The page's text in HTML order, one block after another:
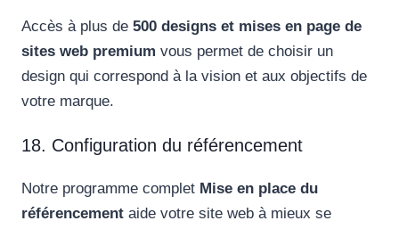
Accès à plus de 500 designs et mises en page de
sites web premium vous permet de choisir un
design qui correspond à la vision et aux objectifs de
votre marque.
18. Configuration du référencement
Notre programme complet Mise en place du
référencement aide votre site web à mieux se